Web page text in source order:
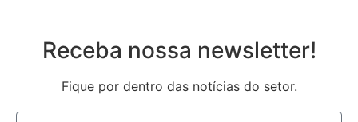
Receba nossa newsletter!
Fique por dentro das notícias do setor.